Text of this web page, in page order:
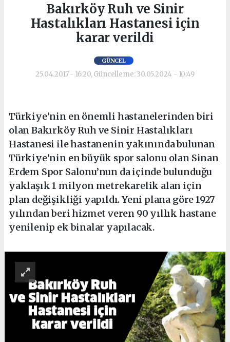
Bakırköy Ruh ve Sinir
Hastalıkları Hastanesi için
karar verildi
GÜNCEL
25.04.2017 - 16:20, Güncelleme: 30.05.2024 - 10:49
Türkiye’nin en önemli hastanelerinden biri
olan Bakırköy Ruh ve Sinir Hastalıkları
Hastanesi ile hastanenin yakınında bulunan
Türkiye’nin en büyük spor salonu olan Sinan
Erdem Spor Salonu’nun da içinde bulunduğu
yaklaşık 1 milyon metrekarelik alan için
plan değişikliği yapıldı. Yeni plana göre 1927
yılından beri hizmet veren 90 yıllık hastane
yenilenip ek binalar yapılacak.